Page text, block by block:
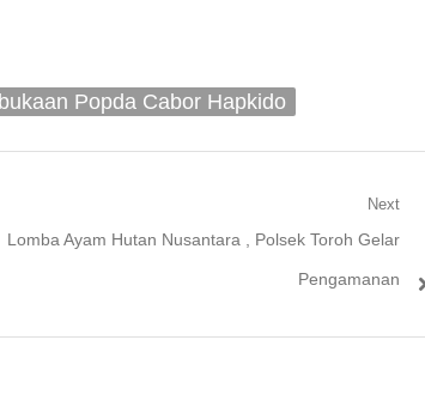
Popda Cabor Hapkido
Next
Next
Lomba Ayam Hutan Nusantara , Polsek Toroh Gelar
Pengamanan